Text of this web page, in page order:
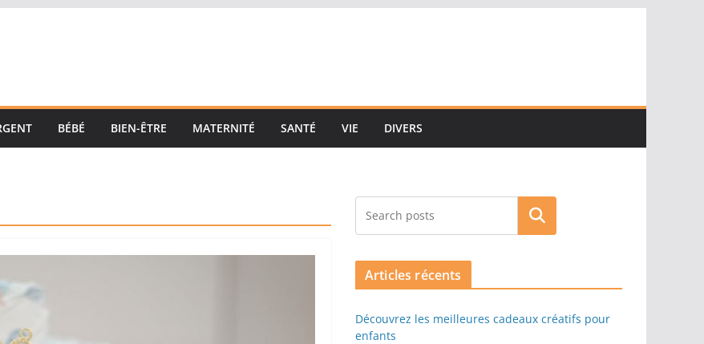
BÉBÉ BIEN-ÊTRE MATERNITÉ SANTÉ VIE DIVERS
Rechercher
Articles récents
Découvrez les meilleures cadeaux créatifs pour
enfants